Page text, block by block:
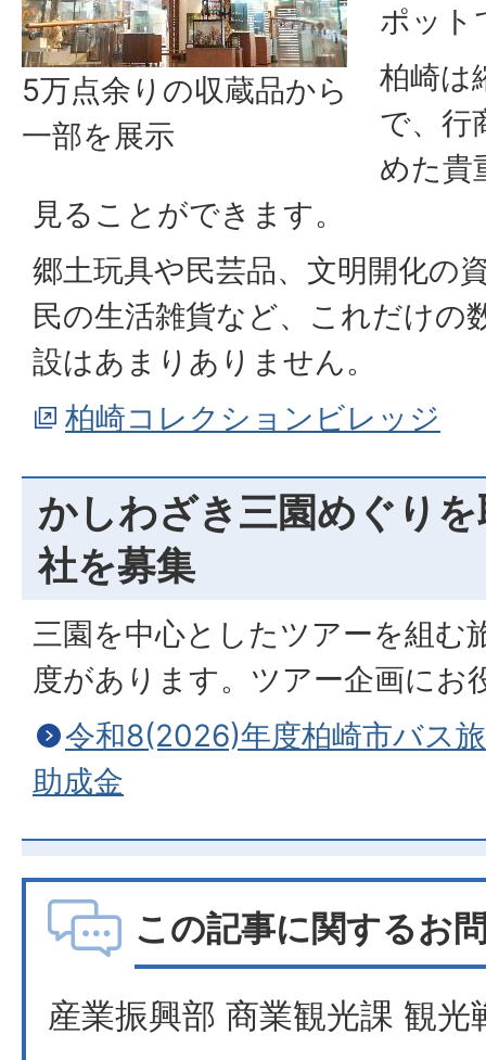
5万点余りの収蔵品から
一部を展示
ポット
柏崎は
で、行
めた貴
見ることができます。
郷土玩具や民芸品、文明開化の
民の生活雑貨など、これだけの
設はあまりありません。
柏崎コレクションビレッジ
かしわざき三園めぐり
社を募集
三園を中心としたツアーを組む
度があります。ツアー企画にお
令和8(2026)年度柏崎市バス
助成金
この記事に関するお
産業振興部 商業観光課 観光